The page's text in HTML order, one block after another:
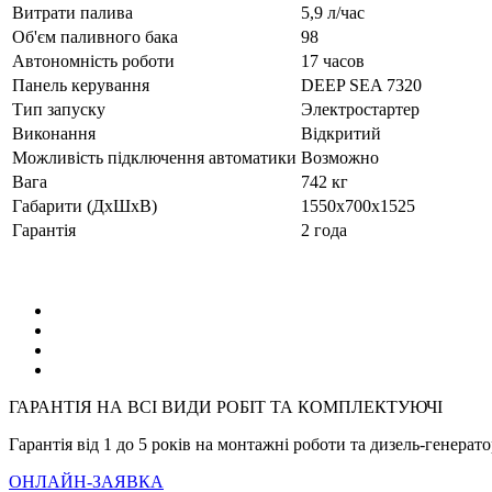
Витрати палива
5,9 л/час
Об'єм паливного бака
98
Автономність роботи
17 часов
Панель керування
DEEP SEA 7320
Тип запуску
Электростартер
Виконання
Відкритий
Можливість підключення автоматики Возможно
Вага
742 кг
Габарити (ДхШхВ)
1550х700х1525
Гарантія
2 года
ГАРАНТІЯ НА ВСІ ВИДИ РОБІТ ТА КОМПЛЕКТУЮЧІ
Гарантія від 1 до 5 років на монтажні роботи та дизель-
ОНЛАЙН-ЗАЯВКА